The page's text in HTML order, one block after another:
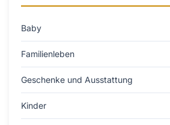
Baby
Familienleben
Geschenke und Ausstattung
Kinder